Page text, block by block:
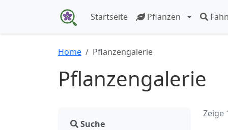
Startseite Pflanzen
Home Pflanzengalerie
Pflanzengalerie
Suche
Zeige